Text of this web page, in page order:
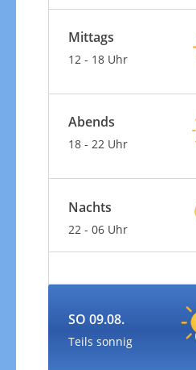
Mittags
12 - 18 Uhr
Abends
18 - 22 Uhr
Nachts
22 - 06 Uhr
SO 09.08.
Teils sonnig